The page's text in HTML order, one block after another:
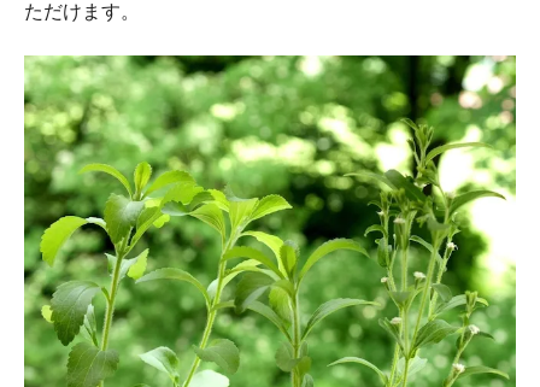
ただけます。